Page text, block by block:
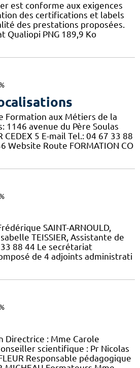
est conforme aux exigences
des certifications et labels
des prestations proposées.
Qualiopi PNG 189,9 Ko
Formation aux Métiers de la
1146 avenue du Père Soulas
CEDEX 5 E-mail Tel.: 04 67 33 88
Website Route FORMATION CO
SAINT-ARNOULD,
TEISSIER, Assistante de
88 44 Le secrétariat
de 4 adjoints administrati
Directrice : Mme Carole
scientifique : Pr Nicolas
Responsable pédagogique